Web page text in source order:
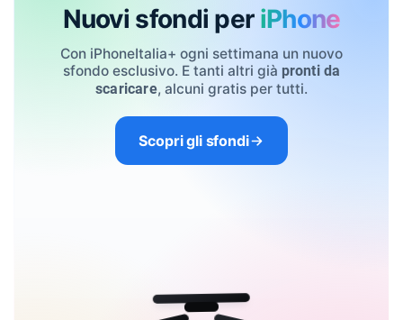
Nuovi sfondi per iPhone
Con iPhoneItalia+ ogni settimana un nuovo
sfondo esclusivo. E tanti altri già pronti da
scaricare, alcuni gratis per tutti.
Scopri gli sfondi